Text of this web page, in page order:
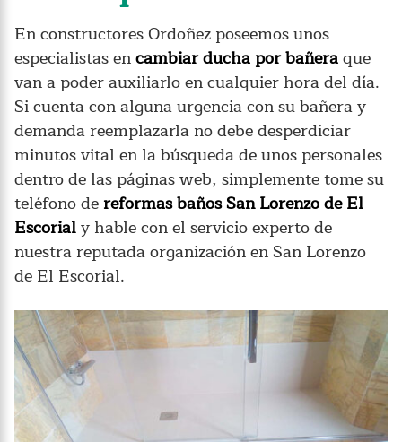
En constructores Ordoñez poseemos unos
especialistas encambiar ducha por bañeraque
van a poder auxiliarlo en cualquier hora del día.
Si cuenta con alguna urgencia con su bañera y
demanda reemplazarla no debe desperdiciar
minutos vital en la búsqueda de unos personales
dentro de las páginas web, simplemente tome su
teléfono dereformas baños San Lorenzo de El
Escorialy hable con el servicio experto de
nuestra reputada organización en San Lorenzo
de El Escorial.